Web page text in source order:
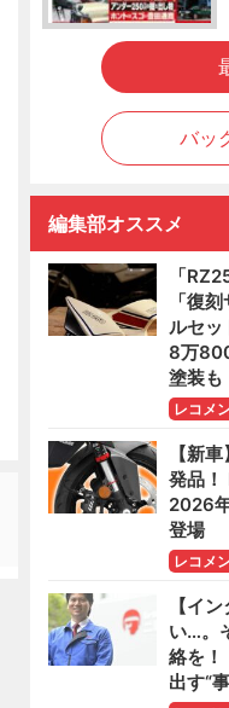
バッ
編集部オススメ
「
「復
ルセッ
8万
塗装も
レコメ
【新
発品！
2026
登場
レコメ
【イ
い…。
絡を！
出す“